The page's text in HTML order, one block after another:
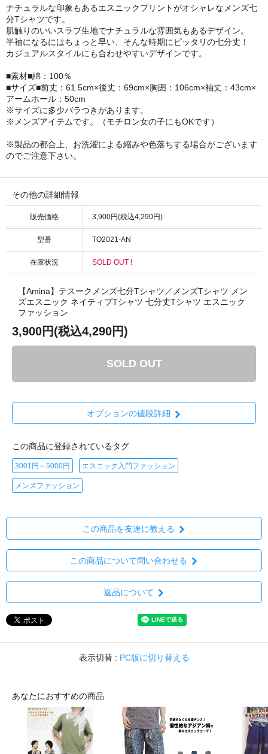
ナチュラルな印象もあるエスニックプリントがオシャレなメンズ七
分Tシャツです。
肌触りのいいスラブ生地でナチュラルな雰囲気もあるデザイン。
半袖になるにはちょっと早い、そんな時期にピッタリの七分丈！
カジュアルスタイルにも合わせやすいデザインです。
■素材■綿：100％
■サイズ■前丈：61.5cm×後丈：69cm×胸囲：106cm×袖丈：43cm×
アームホール：50cm
※サイズに多少バラつきがあります。
※メンズアイテムです。（モチロン女の子にもOKです）
※製品の都合上、お洗濯による縮みや色落ちする場合がございます
のでご注意下さい。
その他の詳細情報
販売価格 3,900円(税込4,290円)
型番 TO2021-AN
在庫状況 SOLD OUT !
【Amina】テスークメンズ七分Tシャツ／メンズTシャツ メン
ズエスニック ネイティブTシャツ 七分丈Tシャツ エスニック
ファッション
3,900円(税込4,290円)
SOLD OUT
オプションの値段詳細
この商品に登録されているタグ
3001円～5000円 エスニック入門ファッション
メンズファッション
この商品を友達に教える
この商品について問い合わせる
返品について
表示切替 : PC版に切り替える
あなたにおすすめの商品